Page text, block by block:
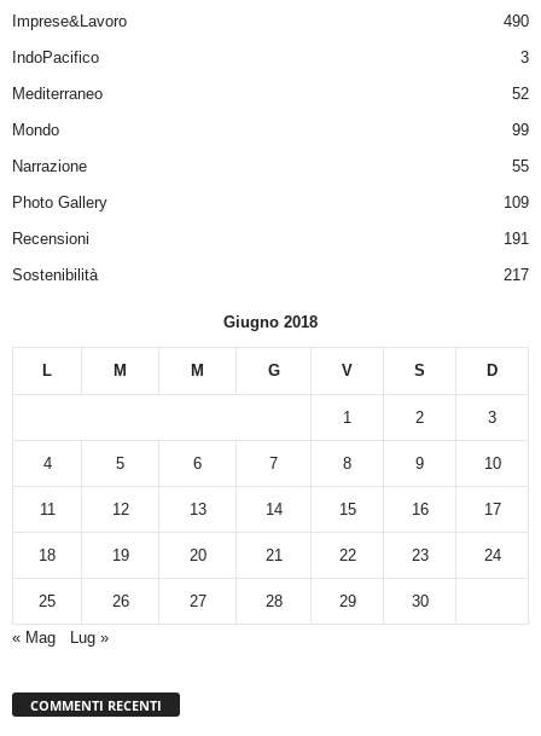
Imprese&Lavoro
490
IndoPacifico
3
Mediterraneo
52
Mondo
99
Narrazione
55
Photo Gallery
109
Recensioni
191
Sostenibilità
217
Giugno 2018
L M M G V S D
1 2 3
4 5 6 7 8 9 10
11 12 13 14 15 16 17
18 19 20 21 22 23 24
25 26 27 28 29
30
« Mag
Lug »
COMMENTI RECENTI